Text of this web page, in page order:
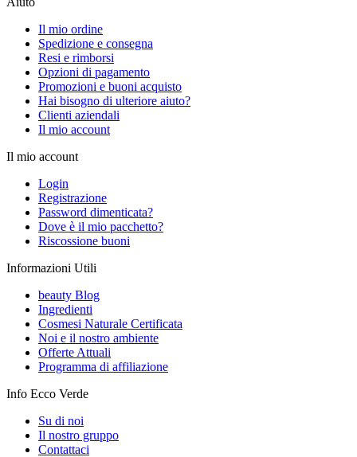
Il mio ordine
Spedizione e consegna
Resi e rimborsi
Opzioni di pagamento
Promozioni e buoni acquisto
Hai bisogno di ulteriore aiuto?
Clienti aziendali
Il mio account
Il mio account
Login
Registrazione
Password dimenticata?
Dove è il mio pacchetto?
Riscossione buoni
Informazioni Utili
beauty Blog
Ingredienti
Cosmesi Naturale Certificata
Noi e il nostro ambiente
Offerte Attuali
Programma di affiliazione
Info Ecco Verde
Su di noi
Il nostro gruppo
Contattaci